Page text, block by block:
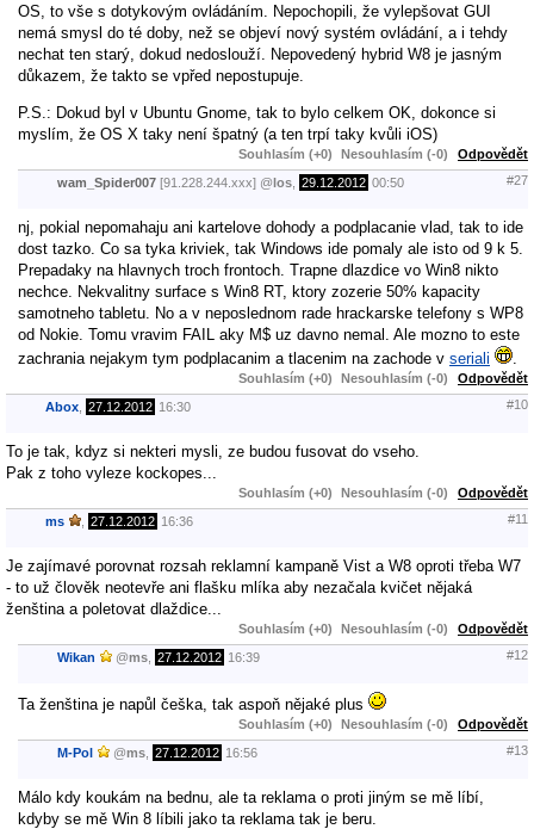
OS, to vše s dotykovým ovládáním. Nepochopili, že vylepšovat GUI
nemá smysl do té doby, než se objeví nový systém ovládání, a i tehdy
nechat ten starý, dokud nedoslouží. Nepovedený hybrid W8 je jasným
důkazem, že takto se vpřed nepostupuje.
P.S.: Dokud byl v Ubuntu Gnome, tak to bylo celkem OK, dokonce si
myslím, že OS X taky není špatný (a ten trpí taky kvůli iOS)
Souhlasím (+0) Nesouhlasím (-0) Odpovědět
wam_Spider007 [91.228.244.xxx] @ los 29.12.2012 00:50 #27
nj, pokial nepomahaju ani kartelove dohody a podplacanie vlad, tak to ide
dost tazko. Co sa tyka kriviek, tak Windows ide pomaly ale isto od 9 k 5.
Prepadaky na hlavnych troch frontoch. Trapne dlazdice vo Win8 nikto
nechce. Nekvalitny surface s Win8 RT, ktory zozerie 50% kapacity
samotneho tabletu. No a v neposlednom rade hrackarske telefony s WP8
od Nokie. Tomu vravim FAIL aky M$ uz davno nemal. Ale mozno to este
zachrania nejakym tym podplacanim a tlacenim na zachode v seriali
Souhlasím (+0) Nesouhlasím (-0) Odpovědět
Abox 27.12.2012 16:30 #10
To je tak, kdyz si nekteri mysli, ze budou fusovat do vseho.
Pak z toho vyleze kockopes...
Souhlasím (+0) Nesouhlasím (-0) Odpovědět
ms 27.12.2012 16:36 #11
Je zajímavé porovnat rozsah reklamní kampaně Vist a W8 oproti třeba W7
- to už člověk neotevře ani flašku mlíka aby nezačala kvičet nějaká
ženština a poletovat dlaždice...
Souhlasím (+0) Nesouhlasím (-0) Odpovědět
Wikan @ms 27.12.2012 16:39 #12
Ta ženština je napůl češka, tak aspoň nějaké plus
Souhlasím (+0) Nesouhlasím (-0) Odpovědět
M-Pol @ms 27.12.2012 16:56 #13
Málo kdy koukám na bednu, ale ta reklama o proti jiným se mě líbí,
kdyby se mě Win 8 líbili jako ta reklama tak je beru.